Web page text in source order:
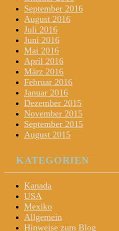
September 2016
August 2016
Juli 2016
Juni 2016
Mai 2016
April 2016
März 2016
Februar 2016
Januar 2016
Dezember 2015
November 2015
September 2015
August 2015
KATEGORIEN
Kanada
USA
Mexiko
Allgemein
Hinweise zum Blog